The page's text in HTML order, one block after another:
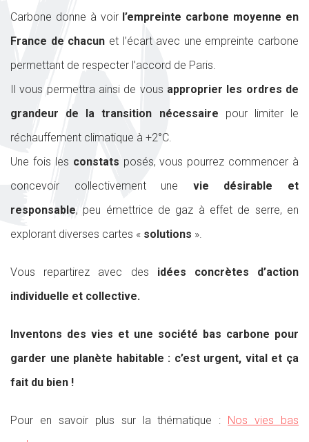
Carbone donne à voir l’empreinte carbone moyenne en
France de chacun et l’écart avec une empreinte carbone
permettant de respecter l’accord de Paris.
Il vous permettra ainsi de vous approprier les ordres de
grandeur de la transition nécessaire pour limiter le
réchauffement climatique à +2°C.
Une fois les constats posés, vous pourrez commencer à
concevoir collectivement une vie désirable et
responsable, peu émettrice de gaz à effet de serre, en
explorant diverses cartes « solutions ».
Vous repartirez avec des idées concrètes d’action
individuelle et collective.
Inventons des vies et une société bas carbone pour
garder une planète habitable : c’est urgent, vital et ça
fait du bien !
Pour en savoir plus sur la thématique : Nos vies bas